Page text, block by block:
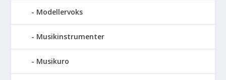
Modellervoks
Musikinstrumenter
Musikuro